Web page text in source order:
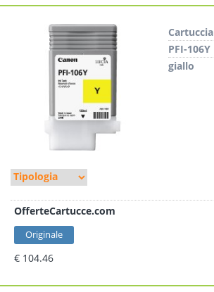
Cartuccia
PFI-106Y
giallo
OfferteCartucce.com
Originale
€ 104.46